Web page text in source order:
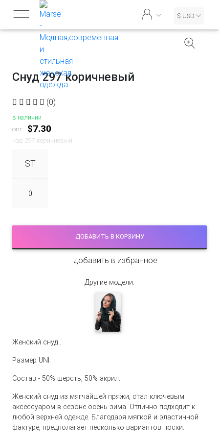
$ USD
Снуд 297 коричневый
(0)
в наличии
опт $7.30
код: 297 коричневый
ST
ДОБАВИТЬ В КОРЗИНУ
добавить в избранное
Другие модели:
Женский снуд..
Размер UNI.
Состав - 50% шерсть, 50% акрил.
Женский снуд из мягчайшей пряжи, стал ключевым
аксессуаром в сезоне осень-зима. Отлично подходит к
любой верхней одежде. Благодаря мягкой и эластичной
фактуре, предполагает несколько вариантов носки.